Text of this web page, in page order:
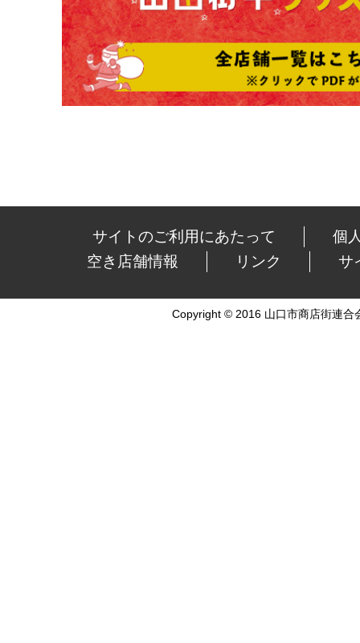
サイトのご利用にあたって
個
空き店舗情報
リンク サ
Copyright © 2016 山口市商店街連合